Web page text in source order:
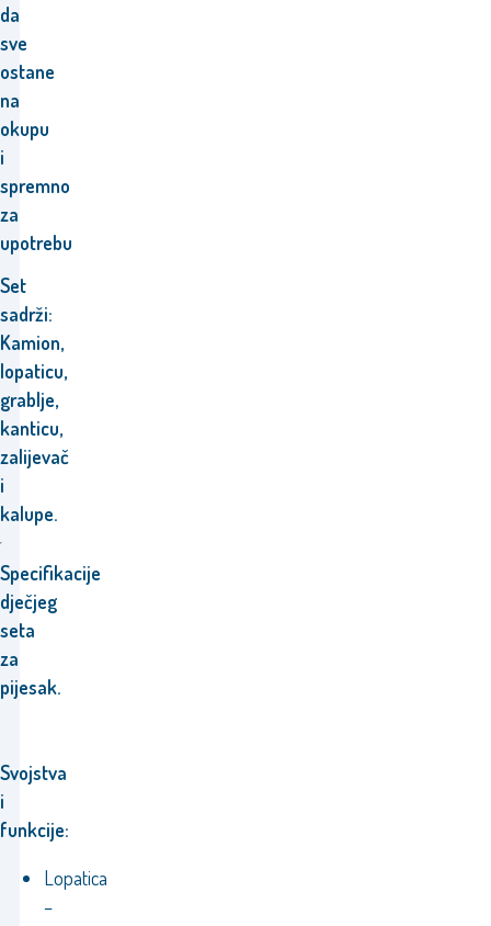
da
sve
ostane
na
okupu
i
spremno
za
upotrebu
Set
sadrži:
Kamion,
lopaticu,
grablje,
kanticu,
zalijevač
i
kalupe.
Specifikacije
dječjeg
seta
za
pijesak.
Svojstva
i
funkcije:
Lopatica
–